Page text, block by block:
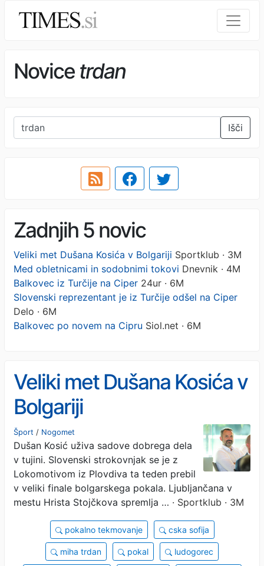
Novice trdan
Išči
Zadnjih 5 novic
Veliki met Dušana Kosića v Bolgariji Sportklub · 3M
Med obletnicami in sodobnimi tokovi Dnevnik · 4M
Balkovec iz Turčije na Ciper 24ur · 6M
Slovenski reprezentant je iz Turčije odšel na Ciper
Delo · 6M
Balkovec po novem na Cipru Siol.net · 6M
Veliki met Dušana Kosića v
Bolgariji
Šport / Nogomet
Dušan Kosić uživa sadove dobrega dela
v tujini. Slovenski strokovnjak se je z
Lokomotivom iz Plovdiva ta teden prebil
v veliki finale bolgarskega pokala. Ljubljančana v
mestu Hrista Stojčkova spremlja … · Sportklub · 3M
pokalno tekmovanje cska sofija
miha trdan pokal ludogorec